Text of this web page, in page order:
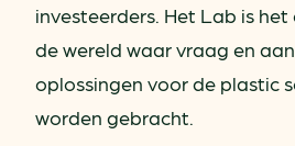
investeerders. Het Lab is
de wereld waar vraag en
oplossingen voor de plastic
worden gebracht.